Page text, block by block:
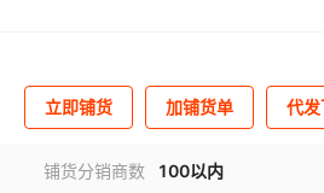
立即铺货 加铺货单 代
铺货分销商数
100以内